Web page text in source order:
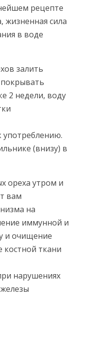
рецепте
жизненная сила
в воде
залить
2 недели, воду
употреблению.
(внизу) в
ореха утром и
вам
на
иммунной и
и очищение
костной ткани
нарушениях